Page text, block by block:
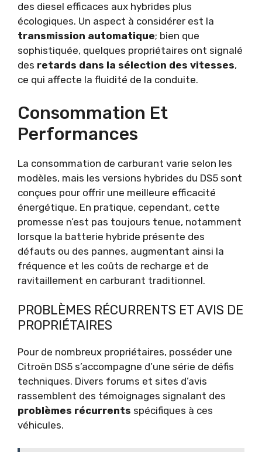
des diesel efficaces aux hybrides plus
écologiques. Un aspect à considérer est la
transmission automatique; bien que
sophistiquée, quelques propriétaires ont signalé
des retards dans la sélection des vitesses,
ce qui affecte la fluidité de la conduite.
Consommation Et
Performances
La consommation de carburant varie selon les
modèles, mais les versions hybrides du DS5 sont
conçues pour offrir une meilleure efficacité
énergétique. En pratique, cependant, cette
promesse n’est pas toujours tenue, notamment
lorsque la batterie hybride présente des
défauts ou des pannes, augmentant ainsi la
fréquence et les coûts de recharge et de
ravitaillement en carburant traditionnel.
PROBLÈMES RÉCURRENTS ET AVIS DE
PROPRIÉTAIRES
Pour de nombreux propriétaires, posséder une
Citroën DS5 s’accompagne d’une série de défis
techniques. Divers forums et sites d’avis
rassemblent des témoignages signalant des
problèmes récurrents spécifiques à ces
véhicules.